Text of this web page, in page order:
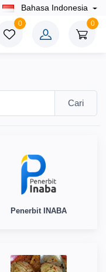
Bahasa Indonesia
0 0
Cari
Penerbit INABA